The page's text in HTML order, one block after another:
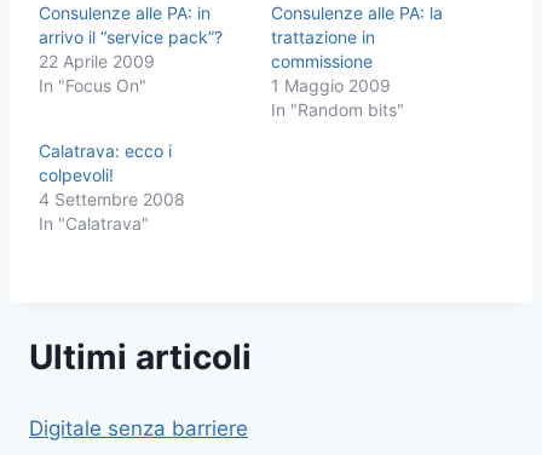
Consulenze alle PA: in
arrivo il “service pack”?
22 Aprile 2009
In "Focus On"
Consulenze alle PA: la
trattazione in
commissione
1 Maggio 2009
In "Random bits"
Calatrava: ecco i
colpevoli!
4 Settembre 2008
In "Calatrava"
Ultimi articoli
Digitale senza barriere